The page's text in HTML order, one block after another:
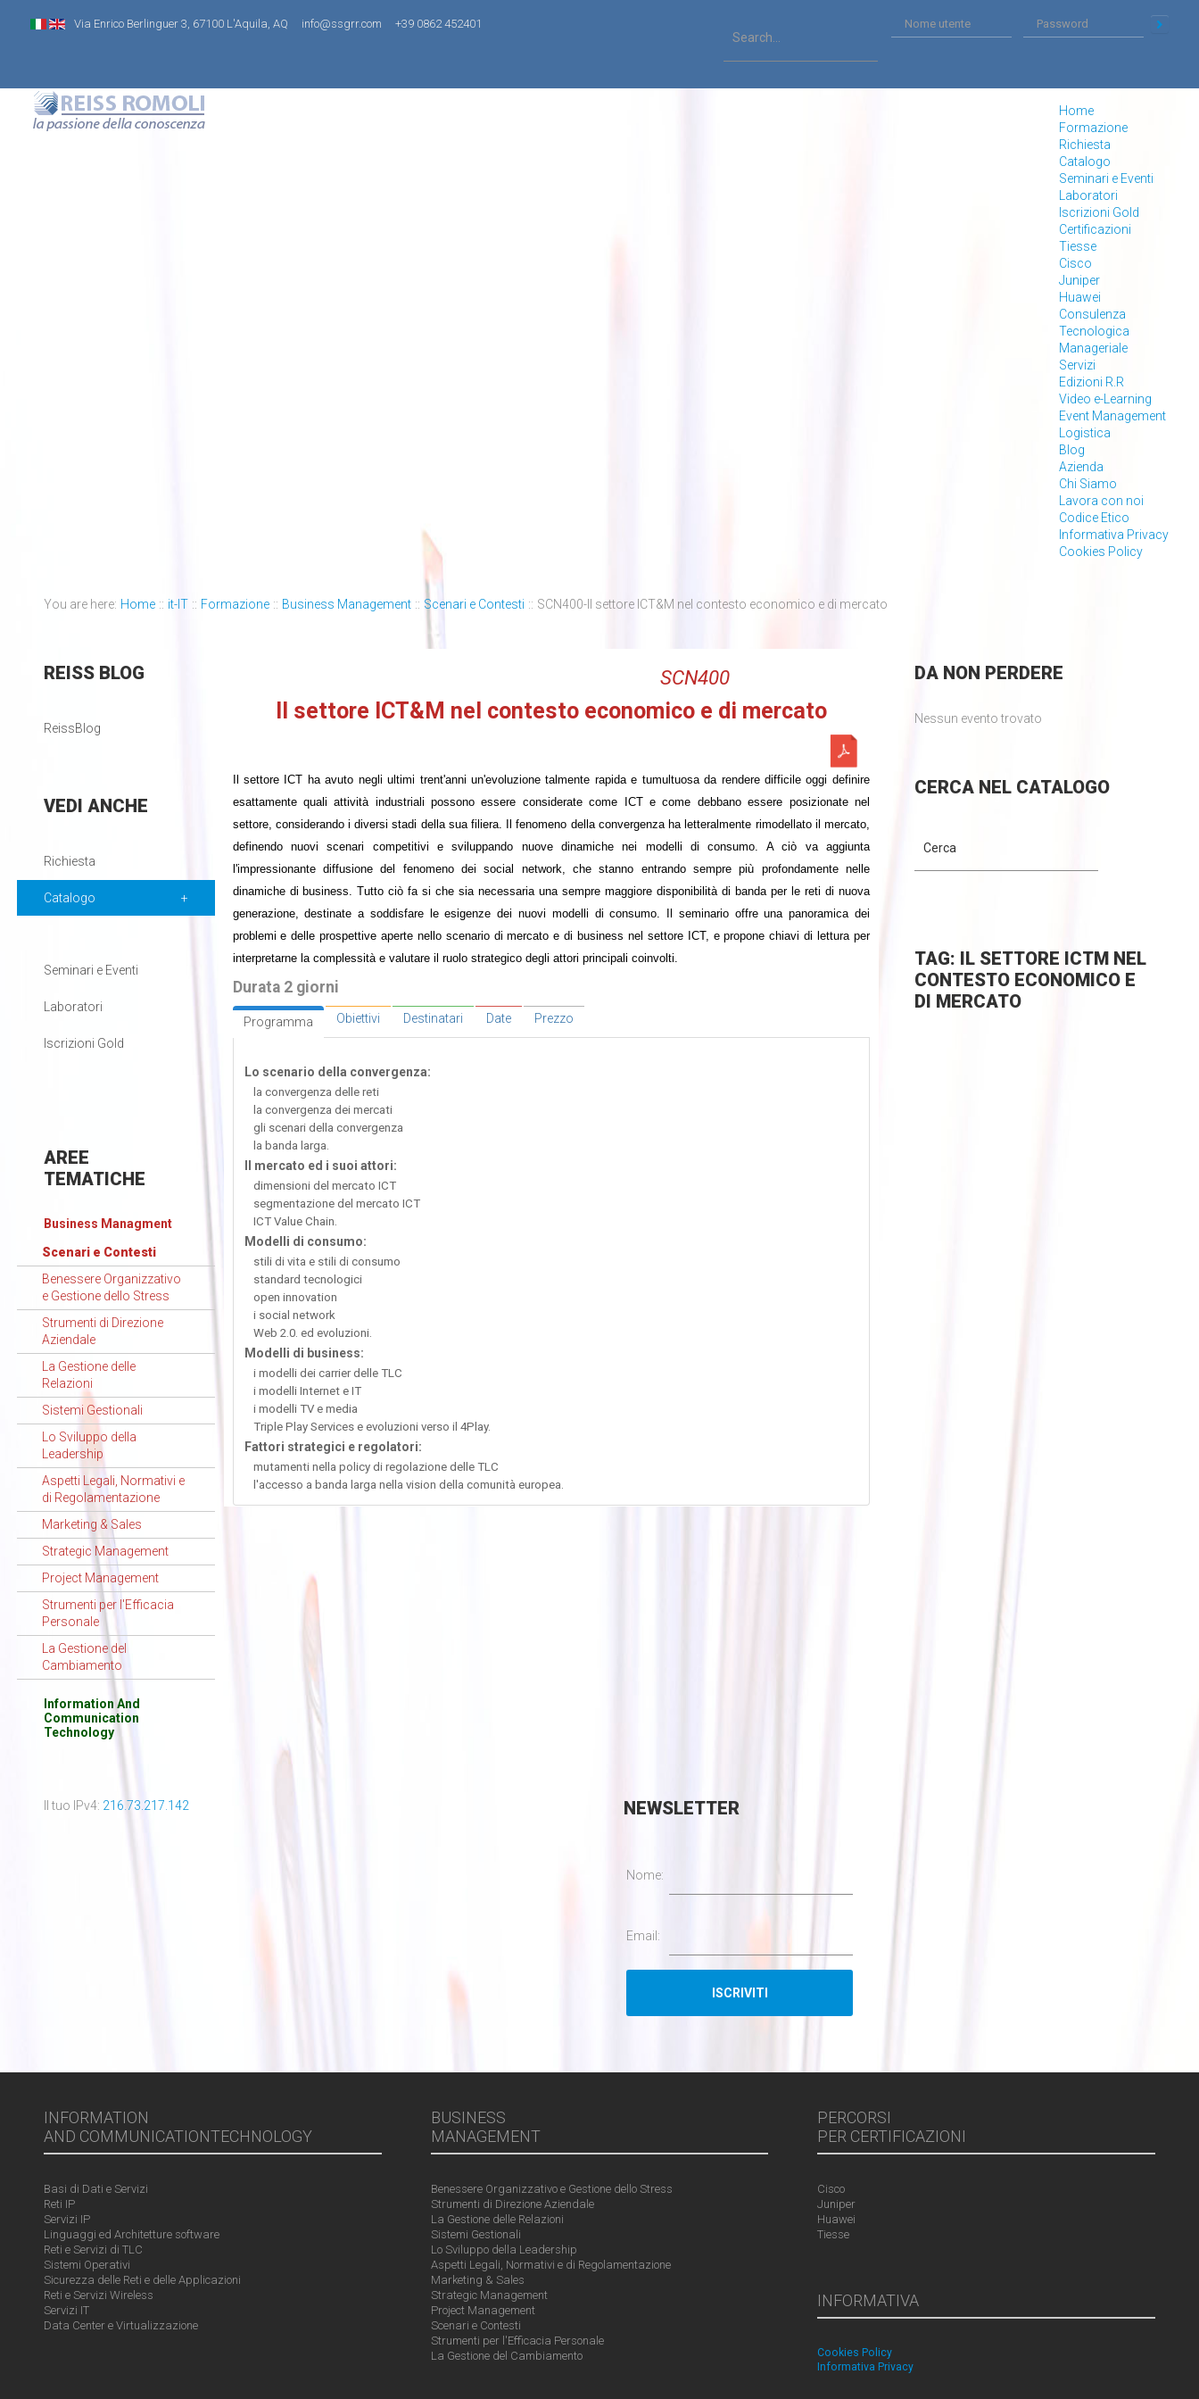
Via Enrico Berlinguer 3, 67100 L'Aquila, AQ info@ssgrr.com +39 0862 452401
Home
Formazione
Richiesta
Catalogo
Seminari e Eventi
Laboratori
Iscrizioni Gold
Certificazioni
Tiesse
Cisco
Juniper
Huawei
Consulenza
Tecnologica
Manageriale
Servizi
Edizioni R.R
Video e-Learning
Event Management
Logistica
Blog
Azienda
Chi Siamo
Lavora con noi
Codice Etico
Informativa Privacy
Cookies Policy
You are here: Home :: it-IT :: Formazione :: Business Management :: Scenari e Contesti :: SCN400-Il settore ICT&M nel contesto economico e di mercato
SCN400
Il settore ICT&M nel contesto economico e di mercato
Il settore ICT ha avuto negli ultimi trent'anni un'evoluzione talmente rapida e tumultuosa da rendere difficile oggi definire
esattamente quali attività industriali possono essere considerate come ICT e come debbano essere posizionate nel
settore, considerando i diversi stadi della sua filiera. Il fenomeno della convergenza ha letteralmente rimodellato il mercato,
definendo nuovi scenari competitivi e sviluppando nuove dinamiche nei modelli di consumo. A ciò va aggiunta
l'impressionante diffusione del fenomeno dei social network, che stanno entrando sempre più profondamente nelle
dinamiche di business. Tutto ciò fa si che sia necessaria una sempre maggiore disponibilità di banda per le reti di nuova
generazione, destinate a soddisfare le esigenze dei nuovi modelli di consumo. Il seminario offre una panoramica dei
problemi e delle prospettive aperte nello scenario di mercato e di business nel settore ICT, e propone chiavi di lettura per
interpretarne la complessità e valutare il ruolo strategico degli attori principali coinvolti.
Durata 2 giorni
Programma Obiettivi Destinatari Date Prezzo
Lo scenario della convergenza:
la convergenza delle reti
la convergenza dei mercati
gli scenari della convergenza
la banda larga.
Il mercato ed i suoi attori:
dimensioni del mercato ICT
segmentazione del mercato ICT
ICT Value Chain.
Modelli di consumo:
stili di vita e stili di consumo
standard tecnologici
open innovation
i social network
Web 2.0. ed evoluzioni.
Modelli di business:
i modelli dei carrier delle TLC
i modelli Internet e IT
i modelli TV e media
Triple Play Services e evoluzioni verso il 4Play.
Fattori strategici e regolatori:
mutamenti nella policy di regolazione delle TLC
l'accesso a banda larga nella vision della comunità europea.
REISSBLOG
ReissBlog
VEDI ANCHE
Richiesta
Catalogo
Seminari e Eventi
Laboratori
Iscrizioni Gold
AREE
TEMATICHE
Business Managment
Scenari e Contesti
Benessere Organizzativo
e Gestione dello Stress
Strumenti di Direzione
Aziendale
La Gestione delle
Relazioni
Sistemi Gestionali
Lo Sviluppo della
Leadership
Aspetti Legali, Normativi e
di Regolamentazione
Marketing & Sales
Strategic Management
Project Management
Strumenti per l'Efficacia
Personale
La Gestione del
Cambiamento
Information And
Communication
Technology
DANON PERDERE
Nessun evento trovato
CERCANEL CATALOGO
TAG: IL SETTORE ICTM NEL
CONTESTO ECONOMICO E
DI MERCATO
Il tuo IPv4: 216.73.217.142 NEWSLETTER
Nome:
Email:
INFORMATION
AND COMMUNICATIONTECHNOLOGY
Basi di Dati e Servizi
Reti IP
Servizi IP
Linguaggi ed Architetture software
Reti e Servizi di TLC
Sistemi Operativi
Sicurezza delle Reti e delle Applicazioni
Reti e Servizi Wireless
Servizi IT
Data Center e Virtualizzazione
BUSINESS
MANAGEMENT
Benessere Organizzativo e Gestione dello Stress
Strumenti di Direzione Aziendale
La Gestione delle Relazioni
Sistemi Gestionali
Lo Sviluppo della Leadership
Aspetti Legali, Normativi e di Regolamentazione
Marketing & Sales
Strategic Management
Project Management
Scenari e Contesti
Strumenti per l'Efficacia Personale
La Gestione del Cambiamento
PERCORSI
PER CERTIFICAZIONI
Cisco
Juniper
Huawei
Tiesse
INFORMATIVA
Cookies Policy
Informativa Privacy